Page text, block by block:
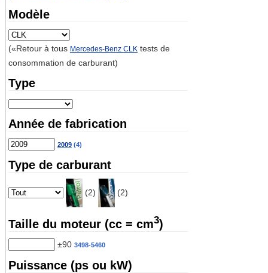
Modèle
(«Retour à tous Mercedes-Benz CLKtests de
consommation de carburant)
Type
Année de fabrication
2009(4)
Type de carburant
(2) (2)
Taille du moteur (cc = cm3)
±90 3498-5460
Puissance (ps ou kW)